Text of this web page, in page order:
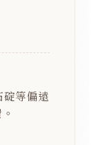
等偏遠